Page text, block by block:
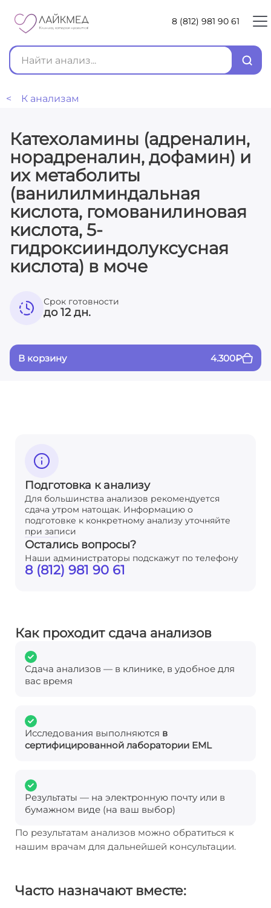
8 (812) 981 90 61
< К анализам
Катехоламины (адреналин,
норадреналин, дофамин) и
их метаболиты
(ванилилминдальная
кислота, гомованилиновая
кислота, 5-
гидроксииндолуксусная
кислота) в моче
Срок готовности
до 12 дн.
В корзину 4.300₽
Подготовка к анализу
Для большинства анализов рекомендуется
сдача утром натощак. Информацию о
подготовке к конкретному анализу уточняйте
при записи
Остались вопросы?
Наши администраторы подскажут по телефону
8 (812) 981 90 61
Как проходит сдача анализов
Сдача анализов — в клинике, в удобное для
вас время
Исследования выполняются в
сертифицированной лаборатории EML
Результаты — на электронную почту или в
бумажном виде (на ваш выбор)
По результатам анализов можно обратиться к
нашим врачам для дальнейшей консультации.
Часто назначают вместе: